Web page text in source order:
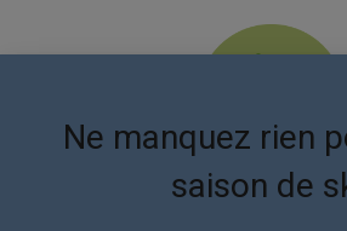
EN ATTENDANT
Ne manquez rien
saison de